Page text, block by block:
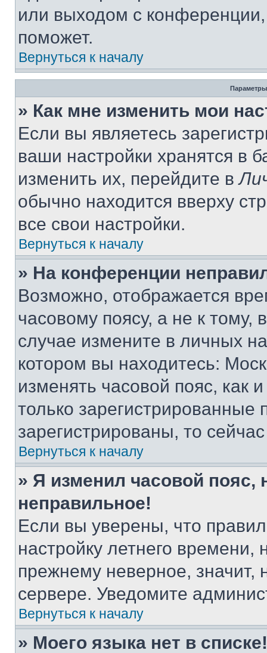
или выходом с
поможет.
Вернуться к началу
Параметры
» Как мне изменить мои
Если вы являетесь
ваши настройки хранятся в
изменить их, перейдите в
обычно находится вверху
все свои настройки.
Вернуться к началу
» На конференции
Возможно, отображается
часовому поясу, а не к тому,
случае измените в личных
котором вы находитесь:
изменять часовой пояс, как
только
зарегистрированы, то
Вернуться к началу
» Я изменил часовой пояс,
неправильное!
Если вы уверены, что
настройку летнего
прежнему неверное, значит,
сервере. Уведомите
Вернуться к началу
» Моего языка нет в списке!